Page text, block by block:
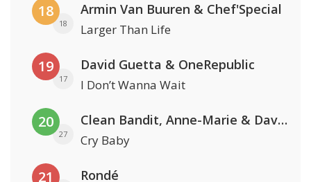
18
18
Armin Van Buuren & Chef'Special
Larger Than Life
19
17
David Guetta & OneRepublic
I Don’t Wanna Wait
20
27
Clean Bandit, Anne-Marie & David Guetta
Cry Baby
21 Rondé